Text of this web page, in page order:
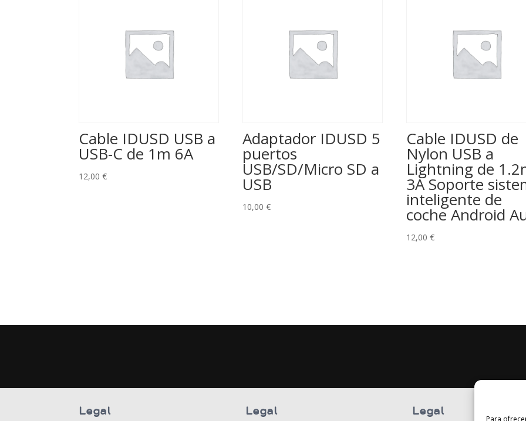
Para
Cable IDUSD USB a
USB-C de 1m 6A
12,00€
Adaptador IDUSD 5
puertos
USB/SD/Micro SD a
USB
10,00€
Cable IDUSD de
Nylon USB a
Lightning de
3A Soporte
inteligente de
coche Android
12,00€
Legal Legal Legal